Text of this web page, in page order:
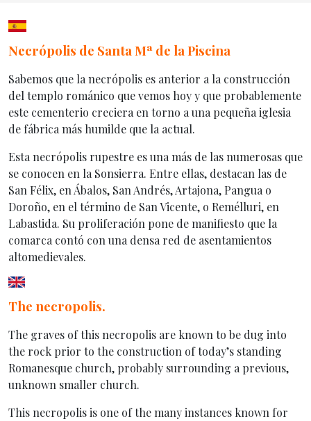
Inicio General
Necrópolis de Santa Mª de la Piscina
Sabemos que la necrópolis es anterior a la construcción
del templo románico que vemos hoy y que probablemente
este cementerio creciera en torno a una pequeña iglesia
de fábrica más humilde que la actual.
Esta necrópolis rupestre es una más de las numerosas que
se conocen en la Sonsierra. Entre ellas, destacan las de
San Félix, en Ábalos, San Andrés, Artajona, Pangua o
Doroño, en el término de San Vicente, o Remélluri, en
Labastida. Su proliferación pone de manifiesto que la
comarca contó con una densa red de asentamientos
altomedievales.
The necropolis.
The graves of this necropolis are known to be dug into
the rock prior to the construction of today’s standing
Romanesque church, probably surrounding a previous,
unknown smaller church.
This necropolis is one of the many instances known for